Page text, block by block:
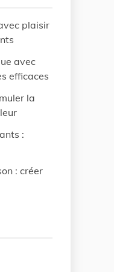
plaisir
avec
efficaces
la
:
: créer